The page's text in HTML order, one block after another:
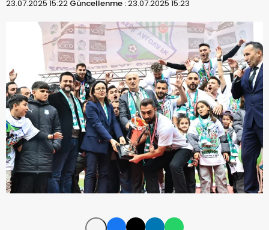
23.07.2025 15:22 Güncellenme :23.07.2025 15:23